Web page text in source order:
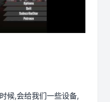
候,会给我们一些设备,